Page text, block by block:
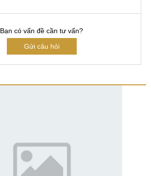
Bạn có vấn đề cần tư vấn?
Gửi câu hỏi